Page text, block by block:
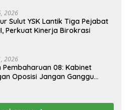
2026
Lantik Tiga Pejabat
Perkuat Kinerja Birokrasi
2026
Pembaharuan 08: Kabinet
Oposisi Jangan Ganggu